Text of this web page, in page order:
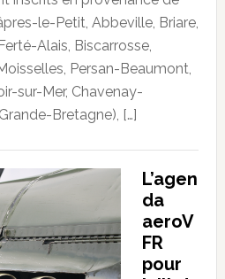
le-Petit, Abbeville, Briare,
Alais, Biscarrosse,
Persan-Beaumont,
sur-Mer, Chavenay-
Bretagne), […]
L’agen
da
aeroV
FR
pour